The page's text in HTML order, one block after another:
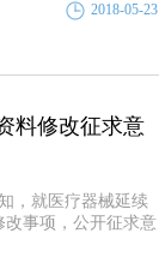
2018-05-23
料修改征求意
，就医疗器械延续
事项，公开征求意